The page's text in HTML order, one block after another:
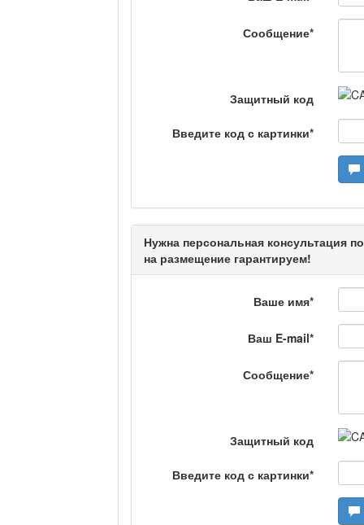
Люди в кадре
Актуальный
Кто поможет
Сделано в Актобе /
Станем чемпионами
Сообщение*
Защитный код
Введите код с картинки*
Нужна персональная консультация
на размещение гарантируем!
Ваше имя*
Ваш E-mail*
Сообщение*
Защитный код
Введите код с картинки*